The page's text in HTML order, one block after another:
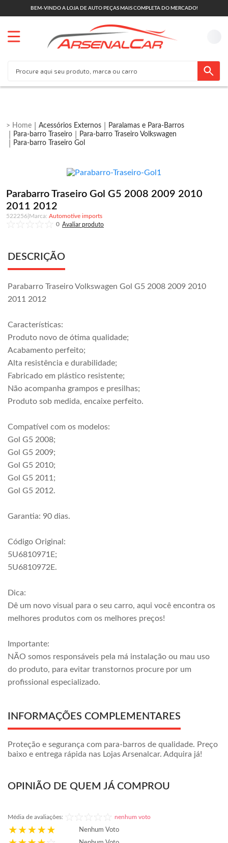
BEM-VINDO A LOJA DE AUTO PEÇAS MAIS COMPLETA DO MERCADO!
Acessórios Externos
Paralamas e Para-Barros
Para-barro Traseiro
Para-barro Traseiro Volkswagen
Para-barro Traseiro Gol
Parabarro Traseiro Gol G5 2008 2009 2010
2011 2012
522256
Automotive imports
0
DESCRIÇÃO
Parabarro Traseiro Volkswagen Gol G5 2008 2009 2010
2011 2012
Características:
Produto novo de ótima qualidade;
Acabamento perfeito;
Alta resistência e durabilidade;
Fabricado em plástico resistente;
Não acompanha grampos e presilhas;
Produto sob medida, encaixe perfeito.
Compatível com os modelos:
Gol G5 2008;
Gol G5 2009;
Gol G5 2010;
Gol G5 2011;
Gol G5 2012.
Garantia: 90 dias.
Código Original:
5U6810971E;
5U6810972E.
Dica:
Dê um novo visual para o seu carro, aqui você encontra os
melhores produtos com os melhores preços!
Importante:
NÃO somos responsáveis pela má instalação ou mau uso
do produto, para evitar transtornos procure por um
profissional especializado.
INFORMAÇÕES COMPLEMENTARES
Proteção e segurança com para-barros de qualidade. Preço
baixo e entrega rápida nas Lojas Arsenalcar. Adquira já!
OPINIÃO DE QUEM JÁ COMPROU
Média de avaliações: nenhum voto
Nenhum Voto